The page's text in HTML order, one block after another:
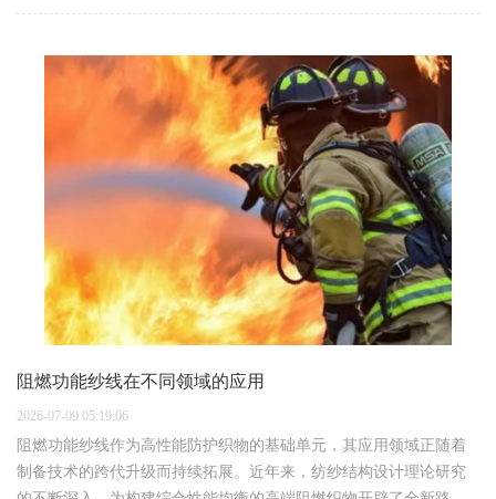
阻燃功能纱线在不同领域的应用
2026-07-09 05:19:06
阻燃功能纱线作为高性能防护织物的基础单元，其应用领域正随着
制备技术的跨代升级而持续拓展。近年来，纺纱结构设计理论研究